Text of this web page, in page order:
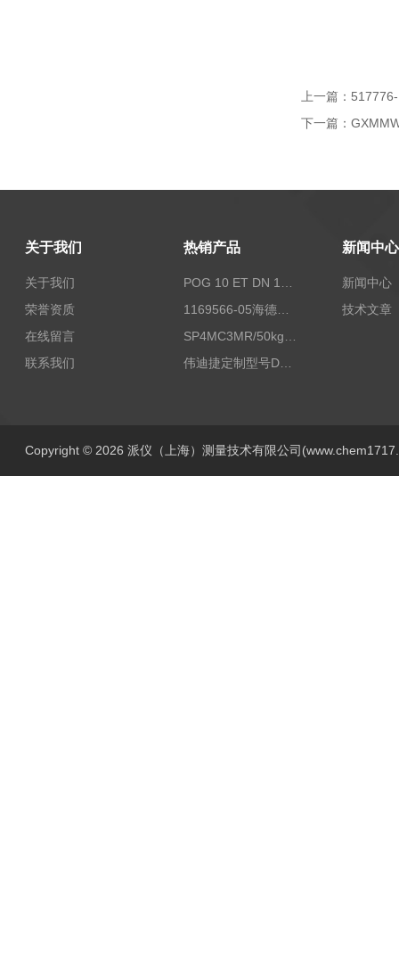
上一篇：
下一篇：
关于我们
关于我们
荣誉资质
在线留言
联系我们
热销产品
1169566-05海德汉西门子编码器现货
伟迪捷定制型号DHM506-5000-002
新闻中心
新闻中心
技术文章
Copyright © 2026 派仪（上海）测量技术有限公司